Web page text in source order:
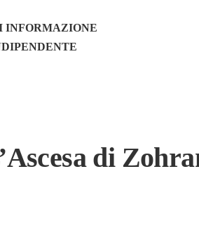
INFORMAZIONE
di